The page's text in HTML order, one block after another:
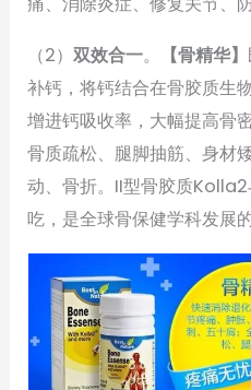
（2）双效合一。 【骨精华】
补钙，将钙结合在骨胶质生
增进钙吸收率，大幅提高骨密
骨质疏松、腿脚抽筋、身材
动、骨折。II型骨胶质
吃，是全球骨保健学科发展